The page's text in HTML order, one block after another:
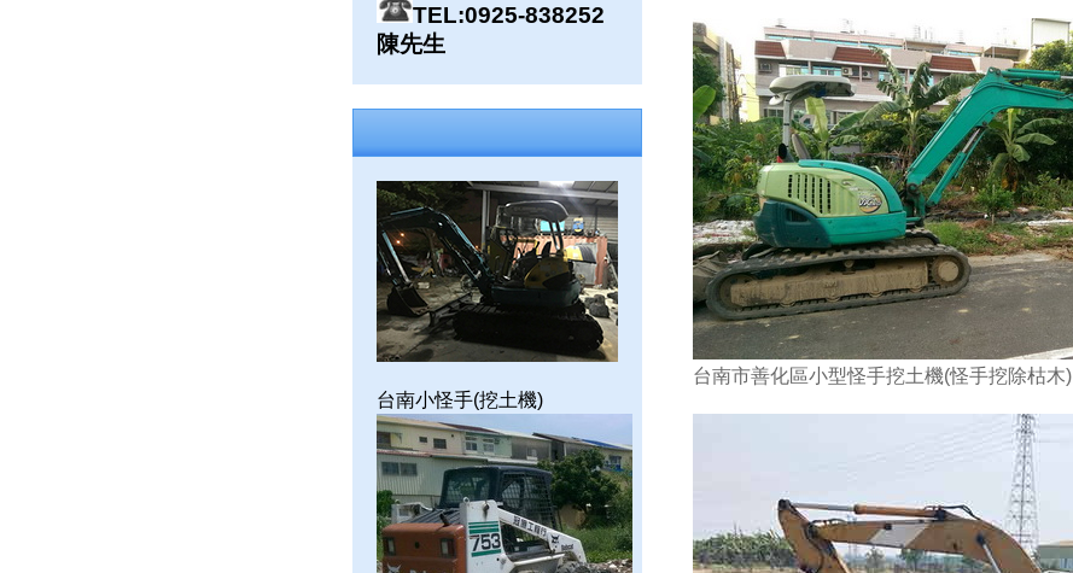
TEL:0925-838252
陳先生
台南小怪手(挖土機)
台南市善化區小型怪手挖土機(怪手挖除枯木)